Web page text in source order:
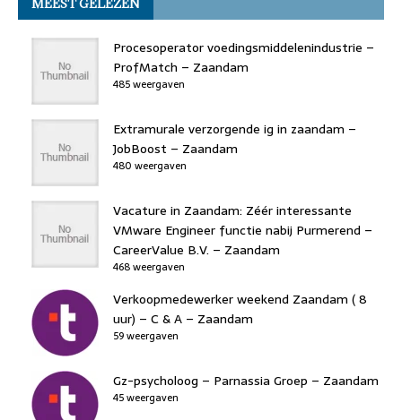
Procesoperator voedingsmiddelenindustrie –
ProfMatch – Zaandam
485 weergaven
Extramurale verzorgende ig in zaandam –
JobBoost – Zaandam
480 weergaven
Vacature in Zaandam: Zéér interessante
VMware Engineer functie nabij Purmerend –
CareerValue B.V. – Zaandam
468 weergaven
Verkoopmedewerker weekend Zaandam ( 8
uur) – C & A – Zaandam
59 weergaven
Gz-psycholoog – Parnassia Groep – Zaandam
45 weergaven